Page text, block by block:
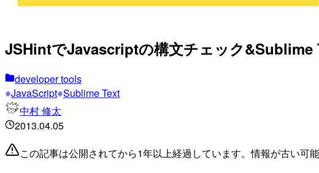
JSHintでJavascriptの構文チェック&Sublime
developer tools
JavaScript Sublime Text
中村 修太
2013.04.05
この記事は公開されてから1年以上経過しています。情報が古い可